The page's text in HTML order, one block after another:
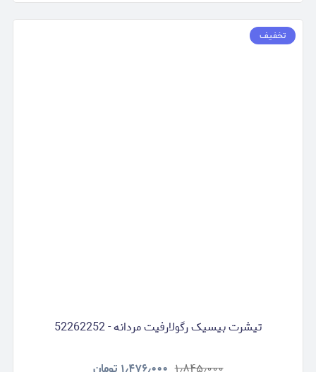
تخفیف
تیشرت بیسیک رگولارفیت مردانه - 52262252